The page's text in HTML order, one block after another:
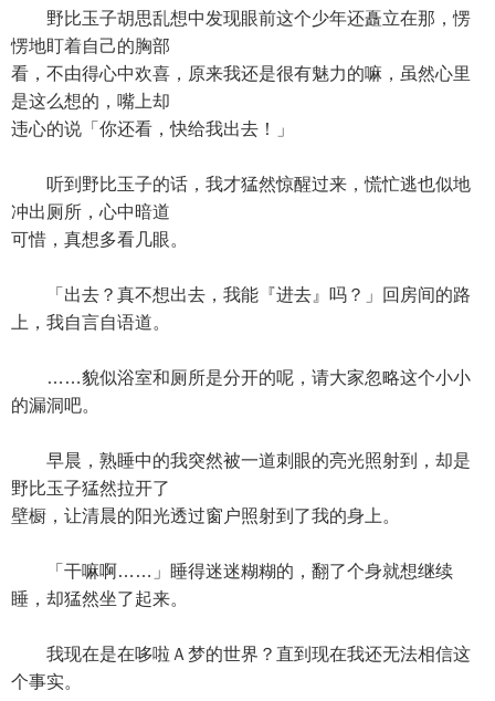
野比玉子胡思乱想中发现眼前这个少年还矗立在那，愣
愣地盯着自己的胸部
看，不由得心中欢喜，原来我还是很有魅力的嘛，虽然心里
是这么想的，嘴上却
违心的说「你还看，快给我出去！」
听到野比玉子的话，我才猛然惊醒过来，慌忙逃也似地
冲出厕所，心中暗道
可惜，真想多看几眼。
「出去？真不想出去，我能『进去』吗？」回房间的路
上，我自言自语道。
……貌似浴室和厕所是分开的呢，请大家忽略这个小小
的漏洞吧。
早晨，熟睡中的我突然被一道刺眼的亮光照射到，却是
野比玉子猛然拉开了
壁橱，让清晨的阳光透过窗户照射到了我的身上。
「干嘛啊……」睡得迷迷糊糊的，翻了个身就想继续
睡，却猛然坐了起来。
我现在是在哆啦Ａ梦的世界？直到现在我还无法相信这
个事实。